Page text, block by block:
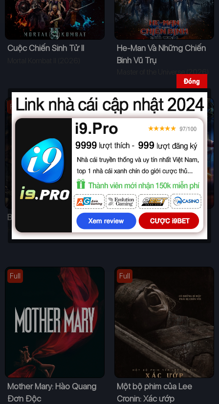
Cuộc Chiến Sinh Tử II
He-Man Và Những Chiến
Binh Vũ Trụ
Master of the Universe (2026)
Full
Ba Trợn
Hokum (2026)
Trailer
Tây Du Ký Đại Náo
The Monkey Hero (2026)
Full
Mother Mary: Hào Quang
Đơn Độc
Full
Một bộ phim của Lee
Cronin: Xác ướp
Đóng